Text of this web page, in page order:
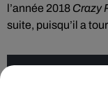
l’année 2018 Crazy
suite, puisqu’il a
Cet élément